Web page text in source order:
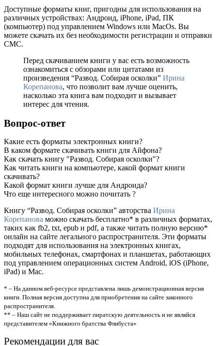
Доступные форматы книг, пригодны для использования на
различных устройствах: Андроид, iPhone, iPad, ПК
(компьютер) под управлением Windows или MacOs. Вы
можете скачать их без необходимости регистрации и отправки
СМС.
Перед скачиванием книги у вас есть возможность
ознакомиться с обзорами или цитатами из
произведения “Развод. Собирая осколки” Ирина
Корепанова, что позволит вам лучше оценить,
насколько эта книга вам подходит и вызывает
интерес для чтения.
Вопрос-ответ
Какие есть форматы электронных книги?
В каком формате скачивать книги для Айфона?
Как скачать книгу "Развод. Собирая осколки"?
Как читать книги на компьютере, какой формат книги
скачивать?
Какой формат книги лучше для Андроида?
Что еще интересного можно почитать ?
Книгу “Развод. Собирая осколки” авторства Ирина
Корепанова можно скачать бесплатно* в различных форматах,
таких как fb2, txt, epub и pdf, а также читать полную версию*
онлайн на сайте легального распространителя. Эти форматы
подходят для использования на электронных книгах,
мобильных телефонах, смартфонах и планшетах, работающих
под управлением операционных систем Android, iOS (iPhone,
iPad) и Mac.
* – На данном веб-ресурсе представлена лишь демонстрационная версия
книги. Полная версия доступна для приобретения на сайте законного
распространителя.
** – Наш сайт не поддерживает пиратскую деятельность и не являйся
представителем «Книжного братства Флибуста»
Рекомендации для вас